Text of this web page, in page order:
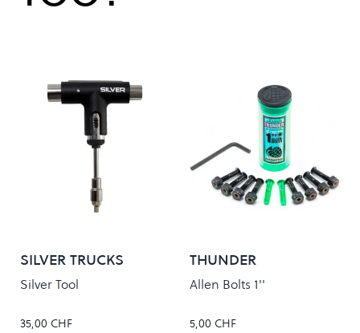
SILVER TRUCKS
Silver Tool
35,00 CHF
THUNDER
Allen Bolts 1''
5,00 CHF